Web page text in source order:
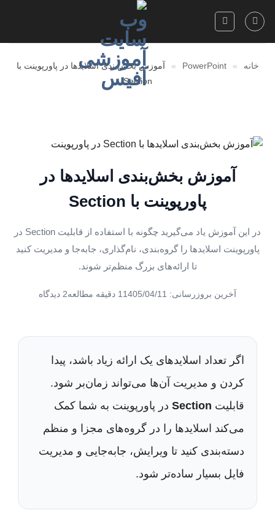
خانه »
PowerPoint
»
آموزش بخش‌بندی اسلایدها در پاورپوینت با
Section
آموزش بخش‌بندی اسلایدها در
پاورپوینت با Section
در این آموزش یاد می‌گیرید چگونه با استفاده از قابلیت Section در
پاورپوینت اسلایدها را گروه‌بندی، نام‌گذاری، جابه‌جا و مدیریت کنید
تا ارائه‌های بزرگ منظم‌تر شوند.
آخرین بروزرسانی: 1405/04/11 1 دقیقه مطالعه 2 دیدگاه
اگر تعداد اسلایدهای یک ارائه زیاد باشد، پیدا
کردن و مدیریت آن‌ها می‌تواند زمان‌بر شود.
قابلیت Section در پاورپوینت به شما کمک
می‌کند اسلایدها را در گروه‌های مجزا و منظم
دسته‌بندی کنید تا ویرایش، جابه‌جایی و مدیریت
فایل بسیار ساده‌تر شود.